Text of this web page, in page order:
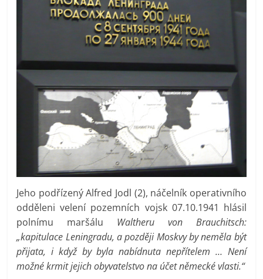
Jeho podřízený Alfred Jodl (2), náčelník operativního
odděleni velení pozemních vojsk 07.10.1941 hlásil
polnímu maršálu Waltheru von Brauchitsch:
„kapitulace Leningradu, a později Moskvy by neměla být
přijata, i když by byla nabídnuta nepřítelem … Není
možné krmit jejich obyvatelstvo na účet německé vlasti.“